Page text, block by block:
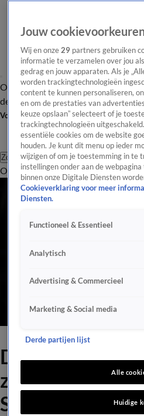
OverzichtAfleveringen Entertainment
de redactieNieuwsbrief
Volg Shownieuws
Zoeken
OverzichtEntertainment
Dan Karaty
zonder drank
SYTYCD
Jouw
Wij en onze 29 partners gebruiken
informatie te verzamelen over jou
gedrag en jouw apparaten. Als je
worden trackingtechnologieën
content te kunnen personaliseren,
en om de prestaties van
keuze opslaan” selecteert of je
trackingtechnologieën
essentiële cookies om de website
houden. Je kunt dit menu op ieder
wijzigen of om je toestemming in te
instellingen onder aan de
binnen onze Digitale Diensten
Cookieverklaring voor meer
Diensten.
Functioneel & Essentieel
Analytisch
Advertising & Commercieel
Marketing & Social media
Derde partijen lijst
Alle
Huidige